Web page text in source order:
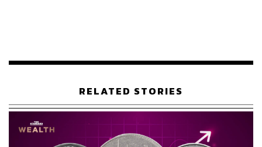
อย่างไรก็ตาม การที่ตลาดหุ้นญี่ปุ่นปรับตัวขึ้นมาราว 25% ใน
ปีนี้ และเป็นหนึ่งในตลาดหุ้นที่ให้ผลตอบแทนสูงที่สุดในโลก
ทำให้นักลงทุนสถาบันบางแห่งมีมุมมองเชิงลบและปรับมุม
มองต่อหุ้นญี่ปุ่นลงเช่นกัน
RELATED STORIES